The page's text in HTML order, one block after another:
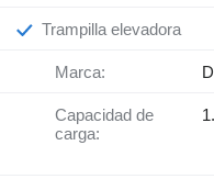
Trampilla elevadora
Marca:
Capacidad de
carga: